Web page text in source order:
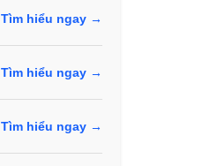
Tìm hiểu ngay →
Tìm hiểu ngay →
Tìm hiểu ngay →